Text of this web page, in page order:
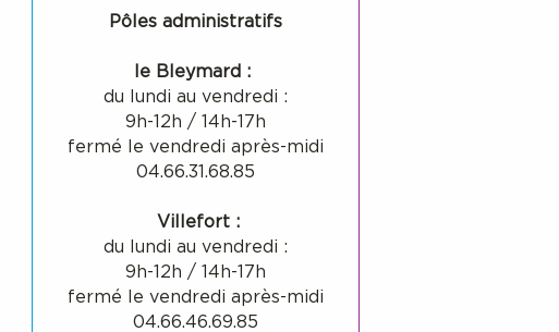
Pôles administratifs
le Bleymard :
du lundi au vendredi :
9h-12h / 14h-17h
fermé le vendredi après-midi
04.66.31.68.85
Villefort :
du lundi au vendredi :
9h-12h / 14h-17h
fermé le vendredi après-midi
04.66.46.69.85